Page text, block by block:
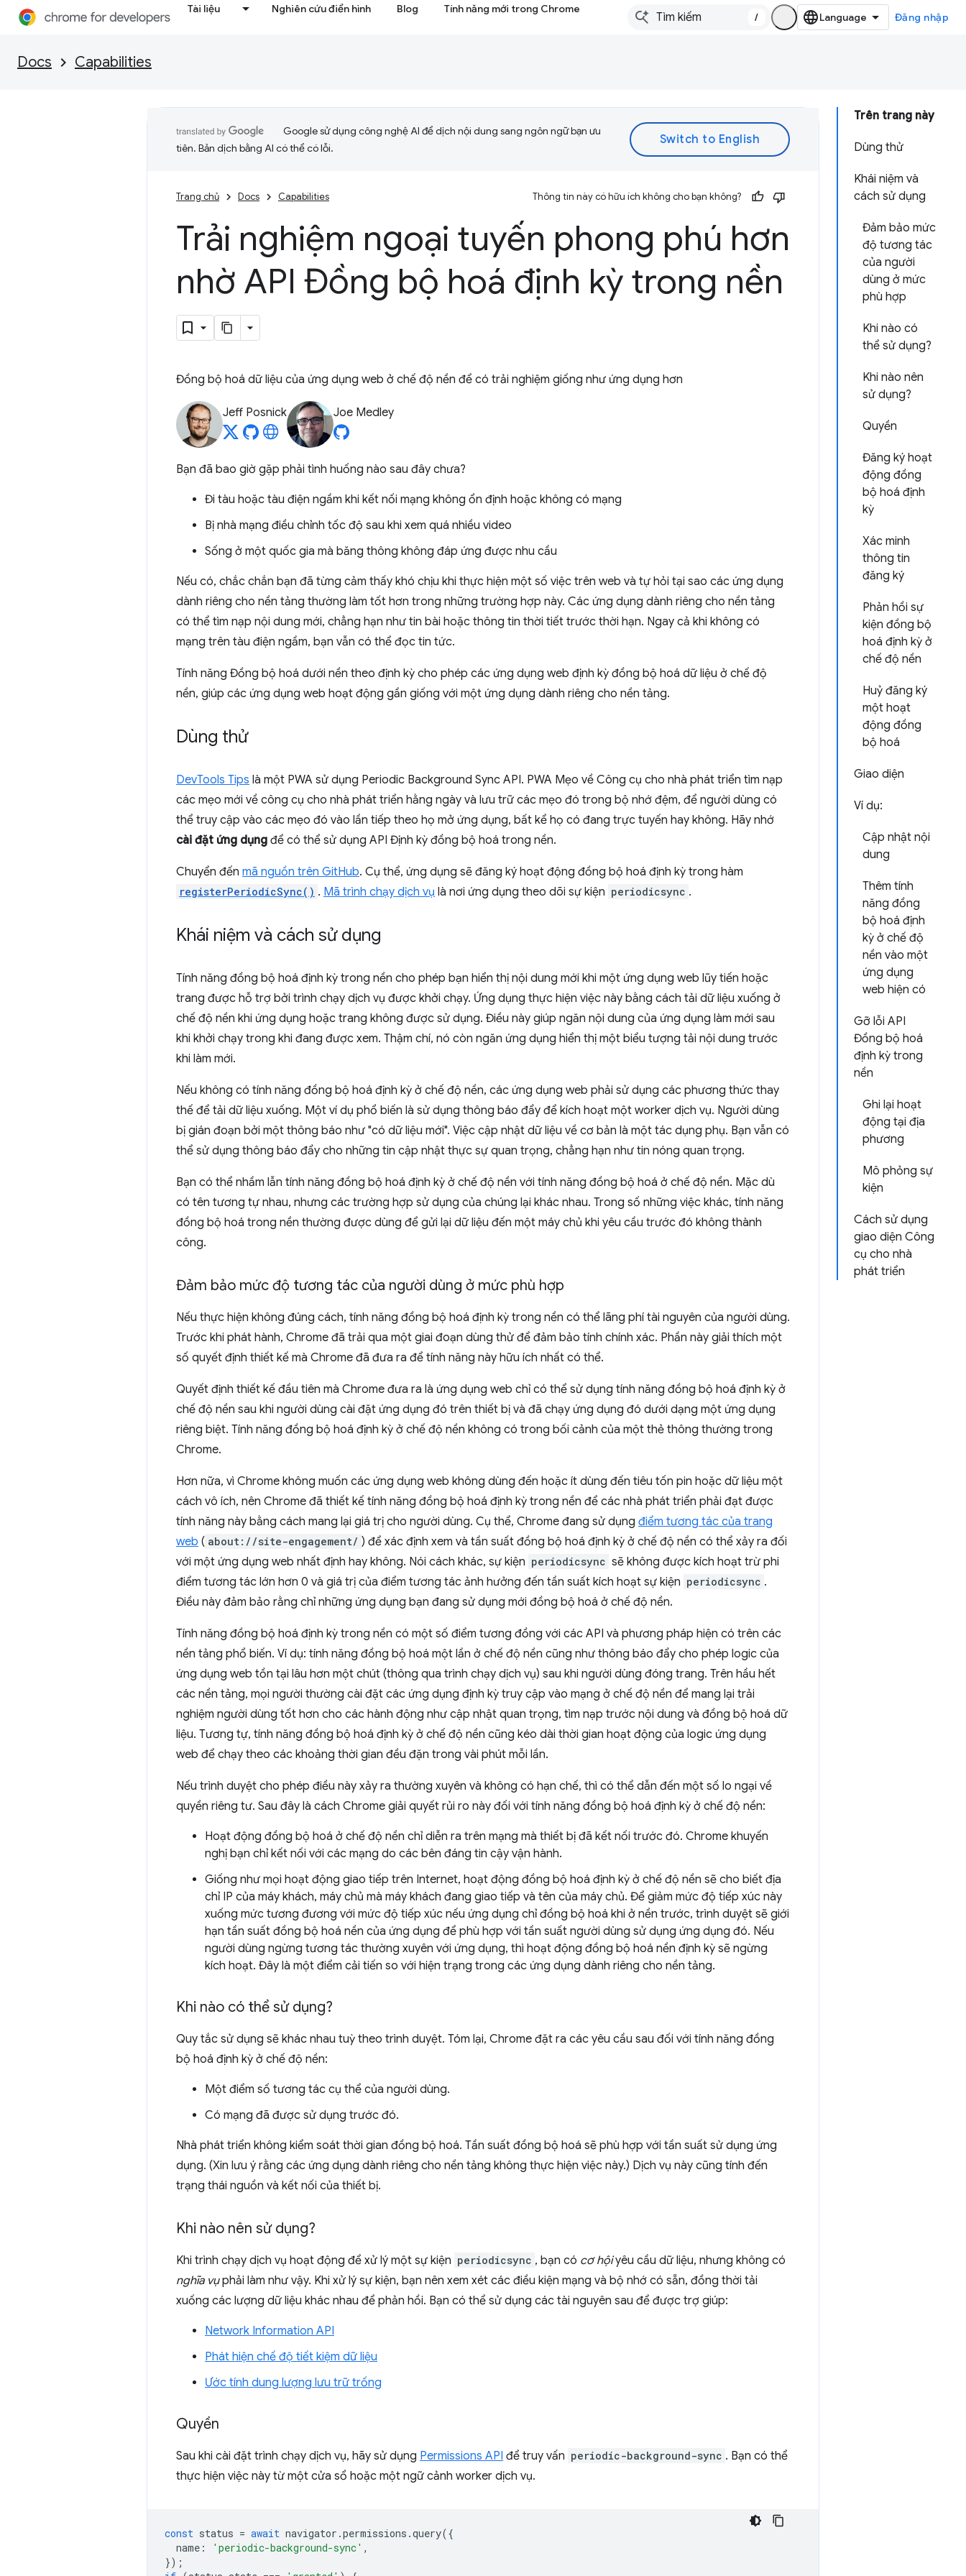
Tài liệu Nghiên cứu điển hình Blog Tính năng mới trong Chrome
/ Đăng nhập
Docs Capabilities
Trên trang này
Dùng thử
Khái niệm và
cách sử dụng
Đảm bảo mức
độ tương tác
của người
dùng ở mức
phù hợp
Khi nào có
thể sử dụng?
Khi nào nên
sử dụng?
Quyền
Đăng ký hoạt
động đồng
bộ hoá định
kỳ
Xác minh
thông tin
đăng ký
Phản hồi sự
kiện đồng bộ
hoá định kỳ ở
chế độ nền
Huỷ đăng ký
một hoạt
động đồng
bộ hoá
Giao diện
Ví dụ:
Cập nhật nội
dung
Thêm tính
năng đồng
bộ hoá định
kỳ ở chế độ
nền vào một
ứng dụng
web hiện có
Gỡ lỗi API
Đồng bộ hoá
định kỳ trong
nền
Ghi lại hoạt
động tại địa
phương
Mô phỏng sự
kiện
Cách sử dụng
giao diện Công
cụ cho nhà
phát triển
Google sử dụng công nghệ AI để dịch nội dung sang ngôn ngữ bạn ưu
tiên. Bản dịch bằng AI có thể có lỗi.
Trang chủ Docs Capabilities Thông tin này có hữu ích không cho bạn không?
Trải nghiệm ngoại tuyến phong phú hơn
nhờ API Đồng bộ hoá định kỳ trong nền
Đồng bộ hoá dữ liệu của ứng dụng web ở chế độ nền để có trải nghiệm giống như ứng dụng hơn
Jeff Posnick Joe Medley
Bạn đã bao giờ gặp phải tình huống nào sau đây chưa?
Đi tàu hoặc tàu điện ngầm khi kết nối mạng không ổn định hoặc không có mạng
Bị nhà mạng điều chỉnh tốc độ sau khi xem quá nhiều video
Sống ở một quốc gia mà băng thông không đáp ứng được nhu cầu
Nếu có, chắc chắn bạn đã từng cảm thấy khó chịu khi thực hiện một số việc trên web và tự hỏi tại sao các ứng dụng
dành riêng cho nền tảng thường làm tốt hơn trong những trường hợp này. Các ứng dụng dành riêng cho nền tảng
có thể tìm nạp nội dung mới, chẳng hạn như tin bài hoặc thông tin thời tiết trước thời hạn. Ngay cả khi không có
mạng trên tàu điện ngầm, bạn vẫn có thể đọc tin tức.
Tính năng Đồng bộ hoá dưới nền theo định kỳ cho phép các ứng dụng web định kỳ đồng bộ hoá dữ liệu ở chế độ
nền, giúp các ứng dụng web hoạt động gần giống với một ứng dụng dành riêng cho nền tảng.
Dùng thử
DevTools Tips là một PWA sử dụng Periodic Background Sync API. PWA Mẹo về Công cụ cho nhà phát triển tìm nạp
các mẹo mới về công cụ cho nhà phát triển hằng ngày và lưu trữ các mẹo đó trong bộ nhớ đệm, để người dùng có
thể truy cập vào các mẹo đó vào lần tiếp theo họ mở ứng dụng, bất kể họ có đang trực tuyến hay không. Hãy nhớ
cài đặt ứng dụng để có thể sử dụng API Định kỳ đồng bộ hoá trong nền.
Chuyển đến mã nguồn trên GitHub. Cụ thể, ứng dụng sẽ đăng ký hoạt động đồng bộ hoá định kỳ trong hàm
registerPeriodicSync() . Mã trình chạy dịch vụ là nơi ứng dụng theo dõi sự kiện periodicsync .
Khái niệm và cách sử dụng
Tính năng đồng bộ hoá định kỳ trong nền cho phép bạn hiển thị nội dung mới khi một ứng dụng web lũy tiến hoặc
trang được hỗ trợ bởi trình chạy dịch vụ được khởi chạy. Ứng dụng thực hiện việc này bằng cách tải dữ liệu xuống ở
chế độ nền khi ứng dụng hoặc trang không được sử dụng. Điều này giúp ngăn nội dung của ứng dụng làm mới sau
khi khởi chạy trong khi đang được xem. Thậm chí, nó còn ngăn ứng dụng hiển thị một biểu tượng tải nội dung trước
khi làm mới.
Nếu không có tính năng đồng bộ hoá định kỳ ở chế độ nền, các ứng dụng web phải sử dụng các phương thức thay
thế để tải dữ liệu xuống. Một ví dụ phổ biến là sử dụng thông báo đẩy để kích hoạt một worker dịch vụ. Người dùng
bị gián đoạn bởi một thông báo như "có dữ liệu mới". Việc cập nhật dữ liệu về cơ bản là một tác dụng phụ. Bạn vẫn có
thể sử dụng thông báo đẩy cho những tin cập nhật thực sự quan trọng, chẳng hạn như tin nóng quan trọng.
Bạn có thể nhầm lẫn tính năng đồng bộ hoá định kỳ ở chế độ nền với tính năng đồng bộ hoá ở chế độ nền. Mặc dù
có tên tương tự nhau, nhưng các trường hợp sử dụng của chúng lại khác nhau. Trong số những việc khác, tính năng
đồng bộ hoá trong nền thường được dùng để gửi lại dữ liệu đến một máy chủ khi yêu cầu trước đó không thành
công.
Đảm bảo mức độ tương tác của người dùng ở mức phù hợp
Nếu thực hiện không đúng cách, tính năng đồng bộ hoá định kỳ trong nền có thể lãng phí tài nguyên của người dùng.
Trước khi phát hành, Chrome đã trải qua một giai đoạn dùng thử để đảm bảo tính chính xác. Phần này giải thích một
số quyết định thiết kế mà Chrome đã đưa ra để tính năng này hữu ích nhất có thể.
Quyết định thiết kế đầu tiên mà Chrome đưa ra là ứng dụng web chỉ có thể sử dụng tính năng đồng bộ hoá định kỳ ở
chế độ nền sau khi người dùng cài đặt ứng dụng đó trên thiết bị và đã chạy ứng dụng đó dưới dạng một ứng dụng
riêng biệt. Tính năng đồng bộ hoá định kỳ ở chế độ nền không có trong bối cảnh của một thẻ thông thường trong
Chrome.
Hơn nữa, vì Chrome không muốn các ứng dụng web không dùng đến hoặc ít dùng đến tiêu tốn pin hoặc dữ liệu một
cách vô ích, nên Chrome đã thiết kế tính năng đồng bộ hoá định kỳ trong nền để các nhà phát triển phải đạt được
tính năng này bằng cách mang lại giá trị cho người dùng. Cụ thể, Chrome đang sử dụng điểm tương tác của trang
web ( about://site-engagement/ ) để xác định xem và tần suất đồng bộ hoá định kỳ ở chế độ nền có thể xảy ra đối
với một ứng dụng web nhất định hay không. Nói cách khác, sự kiện periodicsync sẽ không được kích hoạt trừ phi
điểm tương tác lớn hơn 0 và giá trị của điểm tương tác ảnh hưởng đến tần suất kích hoạt sự kiện periodicsync .
Điều này đảm bảo rằng chỉ những ứng dụng bạn đang sử dụng mới đồng bộ hoá ở chế độ nền.
Tính năng đồng bộ hoá định kỳ trong nền có một số điểm tương đồng với các API và phương pháp hiện có trên các
nền tảng phổ biến. Ví dụ: tính năng đồng bộ hoá một lần ở chế độ nền cũng như thông báo đẩy cho phép logic của
ứng dụng web tồn tại lâu hơn một chút (thông qua trình chạy dịch vụ) sau khi người dùng đóng trang. Trên hầu hết
các nền tảng, mọi người thường cài đặt các ứng dụng định kỳ truy cập vào mạng ở chế độ nền để mang lại trải
nghiệm người dùng tốt hơn cho các hành động như cập nhật quan trọng, tìm nạp trước nội dung và đồng bộ hoá dữ
liệu. Tương tự, tính năng đồng bộ hoá định kỳ ở chế độ nền cũng kéo dài thời gian hoạt động của logic ứng dụng
web để chạy theo các khoảng thời gian đều đặn trong vài phút mỗi lần.
Nếu trình duyệt cho phép điều này xảy ra thường xuyên và không có hạn chế, thì có thể dẫn đến một số lo ngại về
quyền riêng tư. Sau đây là cách Chrome giải quyết rủi ro này đối với tính năng đồng bộ hoá định kỳ ở chế độ nền:
Hoạt động đồng bộ hoá ở chế độ nền chỉ diễn ra trên mạng mà thiết bị đã kết nối trước đó. Chrome khuyến
nghị bạn chỉ kết nối với các mạng do các bên đáng tin cậy vận hành.
Giống như mọi hoạt động giao tiếp trên Internet, hoạt động đồng bộ hoá định kỳ ở chế độ nền sẽ cho biết địa
chỉ IP của máy khách, máy chủ mà máy khách đang giao tiếp và tên của máy chủ. Để giảm mức độ tiếp xúc này
xuống mức tương đương với mức độ tiếp xúc nếu ứng dụng chỉ đồng bộ hoá khi ở nền trước, trình duyệt sẽ giới
hạn tần suất đồng bộ hoá nền của ứng dụng để phù hợp với tần suất người dùng sử dụng ứng dụng đó. Nếu
người dùng ngừng tương tác thường xuyên với ứng dụng, thì hoạt động đồng bộ hoá nền định kỳ sẽ ngừng
kích hoạt. Đây là một điểm cải tiến so với hiện trạng trong các ứng dụng dành riêng cho nền tảng.
Khi nào có thể sử dụng?
Quy tắc sử dụng sẽ khác nhau tuỳ theo trình duyệt. Tóm lại, Chrome đặt ra các yêu cầu sau đối với tính năng đồng
bộ hoá định kỳ ở chế độ nền:
Một điểm số tương tác cụ thể của người dùng.
Có mạng đã được sử dụng trước đó.
Nhà phát triển không kiểm soát thời gian đồng bộ hoá. Tần suất đồng bộ hoá sẽ phù hợp với tần suất sử dụng ứng
dụng. (Xin lưu ý rằng các ứng dụng dành riêng cho nền tảng không thực hiện việc này.) Dịch vụ này cũng tính đến
trạng thái nguồn và kết nối của thiết bị.
Khi nào nên sử dụng?
Khi trình chạy dịch vụ hoạt động để xử lý một sự kiện periodicsync , bạn có cơ hộiyêu cầu dữ liệu, nhưng không có
nghĩa vụphải làm như vậy. Khi xử lý sự kiện, bạn nên xem xét các điều kiện mạng và bộ nhớ có sẵn, đồng thời tải
xuống các lượng dữ liệu khác nhau để phản hồi. Bạn có thể sử dụng các tài nguyên sau để được trợ giúp:
Network Information API
Phát hiện chế độ tiết kiệm dữ liệu
Ước tính dung lượng lưu trữ trống
Quyền
Sau khi cài đặt trình chạy dịch vụ, hãy sử dụng Permissions API để truy vấn periodic-background-sync . Bạn có thể
thực hiện việc này từ một cửa sổ hoặc một ngữ cảnh worker dịch vụ.
const status = await navigator .permissions .query({
name : 'periodic-background-sync' ,
});